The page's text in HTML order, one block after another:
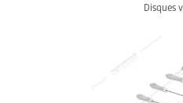
Disques